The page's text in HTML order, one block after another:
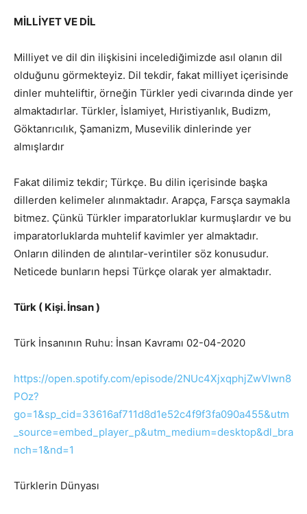
MİLLİYET VE DİL
Milliyet ve dil din ilişkisini incelediğimizde asıl olanın dil
olduğunu görmekteyiz. Dil tekdir, fakat milliyet içerisinde
dinler muhteliftir, örneğin Türkler yedi civarında dinde yer
almaktadırlar. Türkler, İslamiyet, Hıristiyanlık, Budizm,
Göktanrıcılık, Şamanizm, Musevilik dinlerinde yer
almışlardır
Fakat dilimiz tekdir; Türkçe. Bu dilin içerisinde başka
dillerden kelimeler alınmaktadır. Arapça, Farsça saymakla
bitmez. Çünkü Türkler imparatorluklar kurmuşlardır ve bu
imparatorluklarda muhtelif kavimler yer almaktadır.
Onların dilinden de alıntılar-verintiler söz konusudur.
Neticede bunların hepsi Türkçe olarak yer almaktadır.
Türk ( Kişi. İnsan )
Türk İnsanının Ruhu: İnsan Kavramı 02-04-2020
https://open.spotify.com/episode/2NUc4XjxqphjZwVIwn8
POz?
go=1&sp_cid=33616af711d8d1e52c4f9f3fa090a455&utm
_source=embed_player_p&utm_medium=desktop&dl_bra
nch=1&nd=1
Türklerin Dünyası